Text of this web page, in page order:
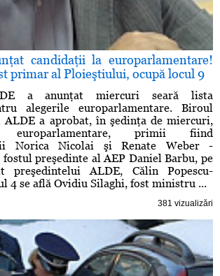
candidaţii la europarlamentare!
primar al Ploieştiului, ocupă locul 9
a anunţat miercuri seară lista
alegerile europarlamentare. Biroul
a aprobat, în şedinţa de miercuri,
primii fiind
Norica Nicolai şi Renate Weber -
preşedinte al AEP Daniel Barbu, pe
ALDE, Călin Popescu-
4 se află Ovidiu Silaghi, fost ministru ...
381 vizualizări